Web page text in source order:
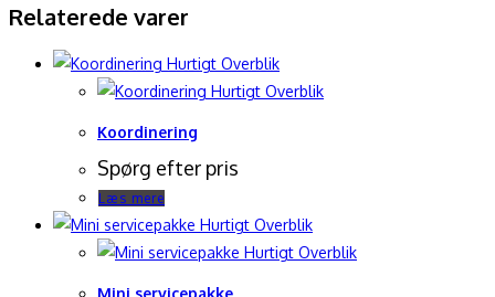
Relaterede varer
Hurtigt Overblik
Hurtigt Overblik
Koordinering
Spørg efter pris
Læs mere
Hurtigt Overblik
Hurtigt Overblik
Mini servicepakke